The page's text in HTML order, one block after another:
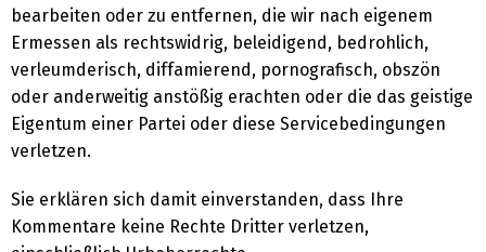
bearbeiten oder zu entfernen, die wir nach eigenem
Ermessen als rechtswidrig, beleidigend, bedrohlich,
verleumderisch, diffamierend, pornografisch, obszön
oder anderweitig anstößig erachten oder die das geistige
Eigentum einer Partei oder diese Servicebedingungen
verletzen.
Sie erklären sich damit einverstanden, dass Ihre
Kommentare keine Rechte Dritter verletzen,